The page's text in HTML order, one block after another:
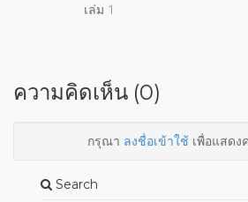
เล่ม 1
ความคิดเห็น (0)
กรุณา ลงชื่อเข้าใช้เพื่อแสดง
Search